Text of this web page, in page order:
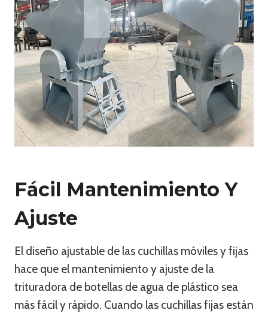
Fácil Mantenimiento Y
Ajuste
El diseño ajustable de las cuchillas móviles y fijas
hace que el mantenimiento y ajuste de la
trituradora de botellas de agua de plástico sea
más fácil y rápido. Cuando las cuchillas fijas están